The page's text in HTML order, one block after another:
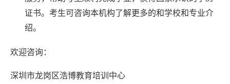
证书。考生可咨询本机构了解更多的和学校和专业介
绍。
欢迎咨询：
深圳市龙岗区浩博教育培训中心